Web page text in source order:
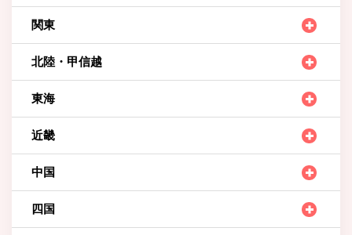
関東
北陸・甲信越
東海
近畿
中国
四国